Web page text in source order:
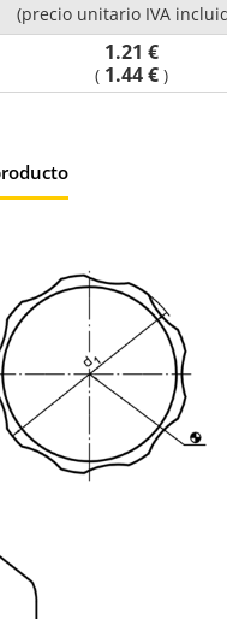
(precio unitario IVA
1.21 €
( 1.44 € )